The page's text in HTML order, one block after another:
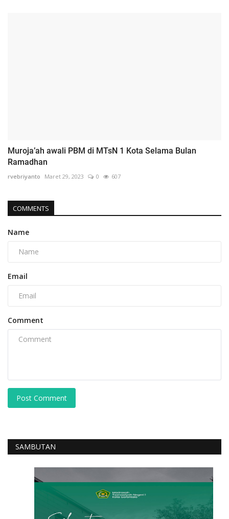
Muroja’ah awali PBM di MTsN 1 Kota Selama Bulan
Ramadhan
rvebriyanto Maret 29, 2023 0 607
COMMENTS
Name
Email
Comment
Post Comment
SAMBUTAN